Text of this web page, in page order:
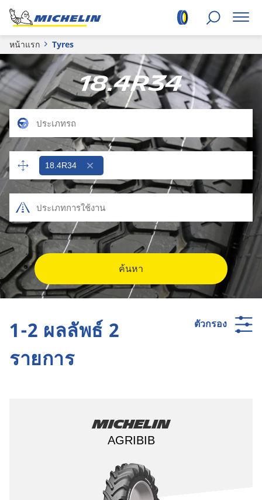
หน้าแรก Tyres
18.4R34
18.4R34
ค้นหา
ตัวกรอง
1-2 ผลลัพธ์ 2
รายการ
Michelin
AGRIBIB